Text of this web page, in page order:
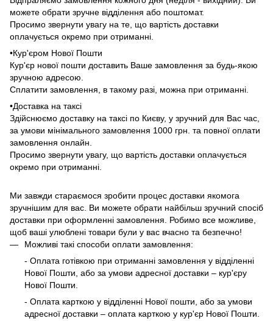
можете обрати зручне відділення або поштомат.
Просимо звернути увагу на те, що вартість доставки
оплачується окремо при отриманні.
•Кур'єром Нової Пошти
Кур'єр нової пошти доставить Ваше замовлення за будь-якою
зручною адресою.
Сплатити замовлення, в такому разі, можна при отриманні.
•Доставка на таксі
Здійснюємо доставку на таксі по Києву, у зручний для Вас час,
за умови мінімального замовлення 1000 грн. та повної оплати
замовлення онлайн.
Просимо звернути увагу, що вартість доставки оплачується
окремо при отриманні.
Ми завжди стараємося зробити процес доставки якомога
зручнішим для вас. Ви можете обрати найбільш зручний спосіб
доставки при оформленні замовлення. Робимо все можливе,
щоб ваші улюблені товари були у вас вчасно та безпечно!
Можливі такі способи оплати замовлення:
- Оплата готівкою при отриманні замовлення у відділенні
Нової Пошти, або за умови адресної доставки – кур'єру
Нової Пошти.
- Оплата карткою у відділенні Нової пошти, або за умови
адресної доставки – оплата карткою у кур'єр Нової Пошти.